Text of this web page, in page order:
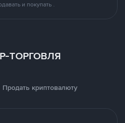
и покупать .
ТОРГОВЛЯ
Продать криптовалюту